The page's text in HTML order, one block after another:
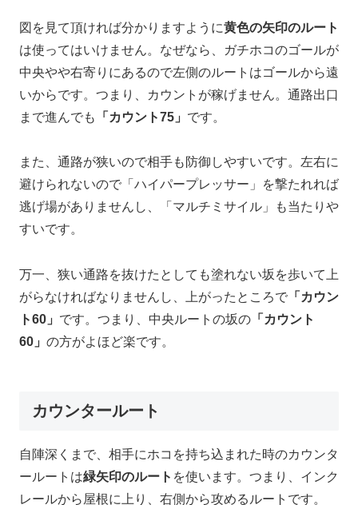
図を見て頂ければ分かりますように黄色の矢印のルート
は使ってはいけません。なぜなら、ガチホコのゴールが
中央やや右寄りにあるので左側のルートはゴールから遠
いからです。つまり、カウントが稼げません。通路出口
まで進んでも
「カウント75」 です。
また、通路が狭いので相手も防御しやすいです。左右に
避けられないので「ハイパープレッサー」を撃たれれば
逃げ場がありませんし、「マルチミサイル」も当たりや
すいです。
万一、狭い通路を抜けたとしても塗れない坂を歩いて上
がらなければなりませんし、上がったところで 「カウン
ト60」 です。つまり、中央ルートの坂の 「カウント
60」 の方がよほど楽です。
カウンタールート
自陣深くまで、相手にホコを持ち込まれた時のカウンタ
ールートは緑矢印のルート を使います。つまり、インク
レールから屋根に上り、右側から攻めるルートです。